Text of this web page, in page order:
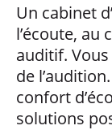
Un cabinet
l’écoute, au
auditif.
de
confort
solutions